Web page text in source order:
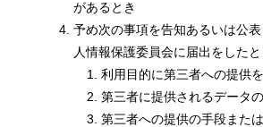
があるとき
予め次の事項を告知あるいは公
人情報保護委員会に届出をしたと
利用目的に第三者への提供
第三者に提供されるデータ
第三者への提供の手段また